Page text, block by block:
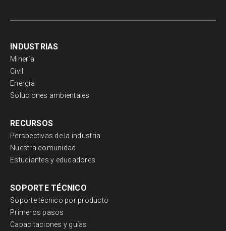
INDUSTRIAS
Minería
Civil
Energía
Soluciones ambientales
RECURSOS
Perspectivas de la industria
Nuestra comunidad
Estudiantes y educadores
SOPORTE TÉCNICO
Soporte técnico por producto
Primeros pasos
Capacitaciones y guías